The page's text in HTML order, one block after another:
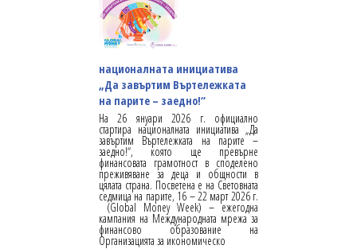
националната инициатива
„Да завъртим Въртележката
на парите – заедно!“
На 26 януари 2026 г. официално
стартира националната инициатива „Да
завъртим Въртележката на парите –
заедно!“, която ще превърне
финансовата грамотност в споделено
преживяване за деца и общности в
цялата страна. Посветена е на Световната
седмица на парите, 16 – 22 март 2026 г.
(Global Money Week) – ежегодна
кампания на Международната мрежа за
финансово образование на
Организацията за икономическо